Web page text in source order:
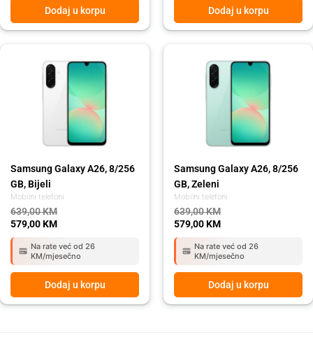
Dodaj u korpu Dodaj u korpu
Mobilni telefoni
Samsung Galaxy A26, 8/256
GB, Bijeli
639,00KM
639,00 KM.
579,00KM
579,00 KM.
Na rate već od 26
KM/mjesečno
Dodaj u korpu
Mobilni telefoni
Samsung Galaxy A26, 8/256
GB, Zeleni
639,00KM
639,00 KM.
579,00KM
579,00 KM.
Na rate već od 26
KM/mjesečno
Dodaj u korpu